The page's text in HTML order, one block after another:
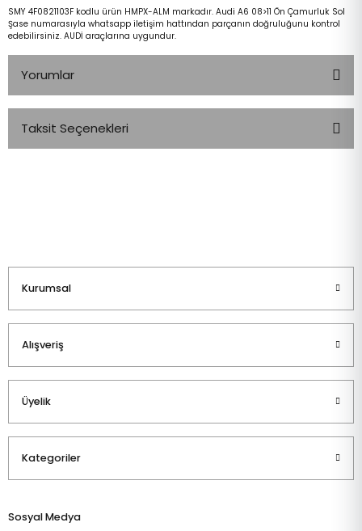
SMY 4F0821103F kodlu ürün HMPX-ALM markadır. Audi A6 08>11 Ön Çamurluk Sol
Şase numarasıyla whatsapp iletişim hattından parçanın doğruluğunu kontrol
edebilirsiniz. AUDİ araçlarına uygundur.
Yorumlar
Taksit Seçenekleri
Kurumsal
Alışveriş
Üyelik
Kategoriler
Sosyal Medya